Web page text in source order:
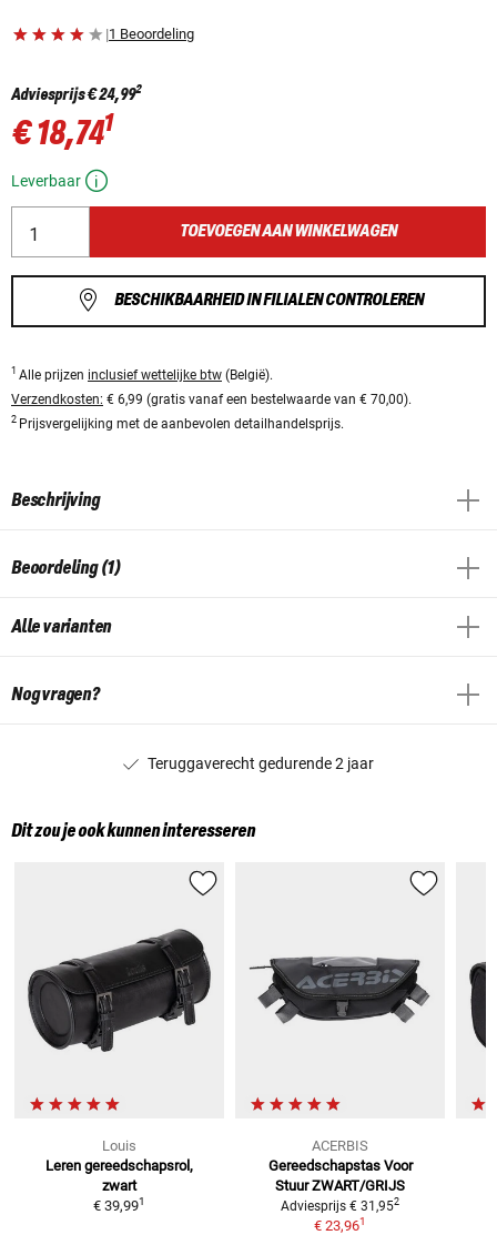
|1 Beoordeling
Adviesprijs€ 24,992
€ 18,741
Leverbaar
TOEVOEGEN AAN WINKELWAGEN
BESCHIKBAARHEID IN FILIALEN CONTROLEREN
1 Alle prijzen inclusief wettelijke btw (België).
Verzendkosten: € 6,99 (gratis vanaf een bestelwaarde van € 70,00).
2 Prijsvergelijking met de aanbevolen detailhandelsprijs.
Beschrijving
Beoordeling (1)
Alle varianten
Nog vragen?
Teruggaverecht gedurende 2 jaar
Dit zou je ook kunnen interesseren
Louis
Leren gereedschapsrol,
zwart
€ 39,991
ACERBIS
Gereedschapstas Voor
Stuur ZWART/GRIJS
Adviesprijs € 31,952
€ 23,961